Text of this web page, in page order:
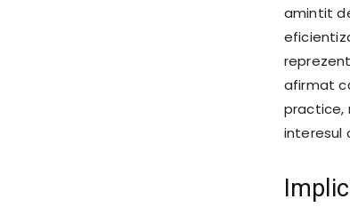
amintit
afirmat
practice,
interesul